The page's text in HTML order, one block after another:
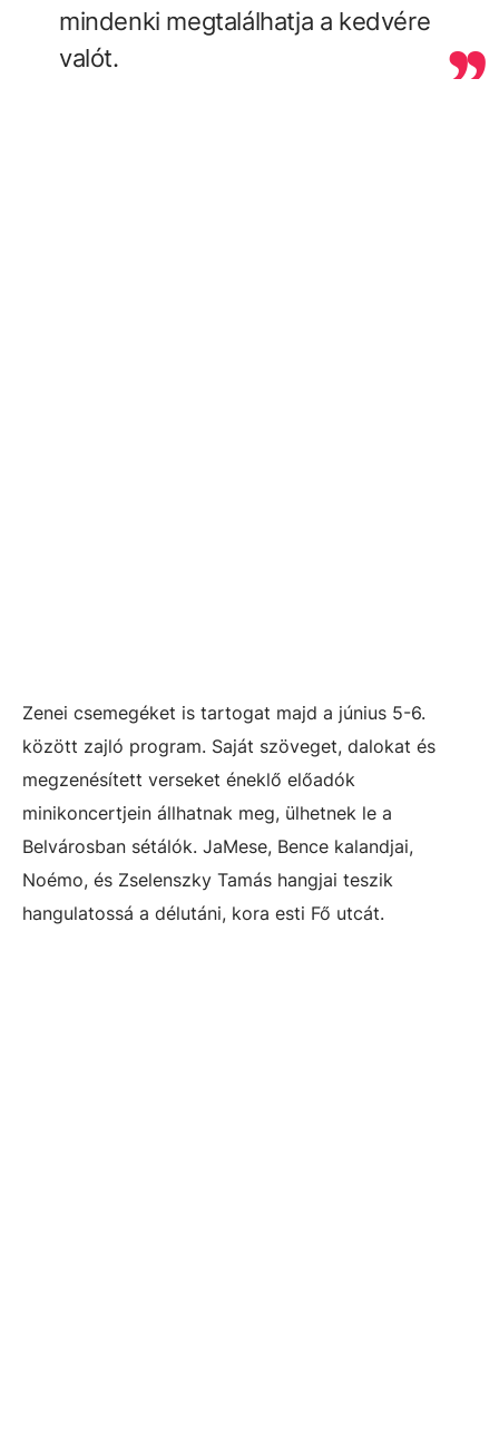
mindenki megtalálhatja a kedvére
valót.
Zenei csemegéket is tartogat majd a június 5-6.
között zajló program. Saját szöveget, dalokat és
megzenésített verseket éneklő előadók
minikoncertjein állhatnak meg, ülhetnek le a
Belvárosban sétálók. JaMese, Bence kalandjai,
Noémo, és Zselenszky Tamás hangjai teszik
hangulatossá a délutáni, kora esti Fő utcát.